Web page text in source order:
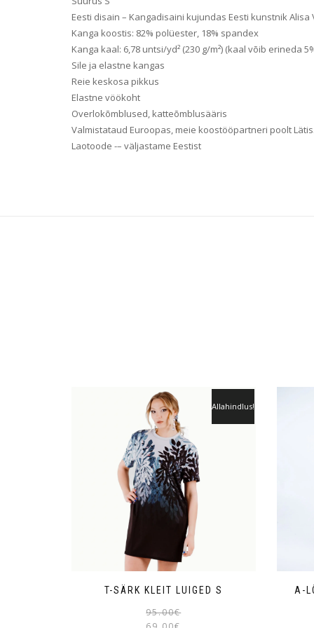
Eesti disain – Kangadisaini kujundas Eesti kunstnik Alisa
Kanga koostis: 82% polüester, 18% spandex
Kanga kaal: 6,78 untsi/yd² (230 g/m²) (kaal võib erineda
Sile ja elastne kangas
Reie keskosa pikkus
Elastne vöökoht
Overlokõmblused, katteõmblusääris
Valmistataud Euroopas, meie koostööpartneri poolt Lätis.
Laotoode -– väljastame Eestist
T-SÄRK KLEIT LUIGED S
Allahindlus!
95.00€
A-